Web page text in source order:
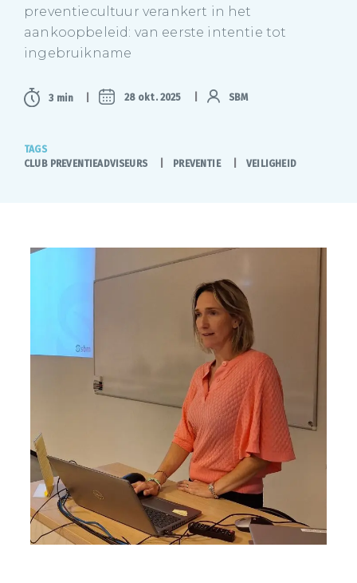
preventiecultuur verankert in het
aankoopbeleid: van eerste intentie tot
ingebruikname
3 min 28 okt. 2025 SBM
TAGS
CLUB PREVENTIEADVISEURS
PREVENTIE VEILIGHEID